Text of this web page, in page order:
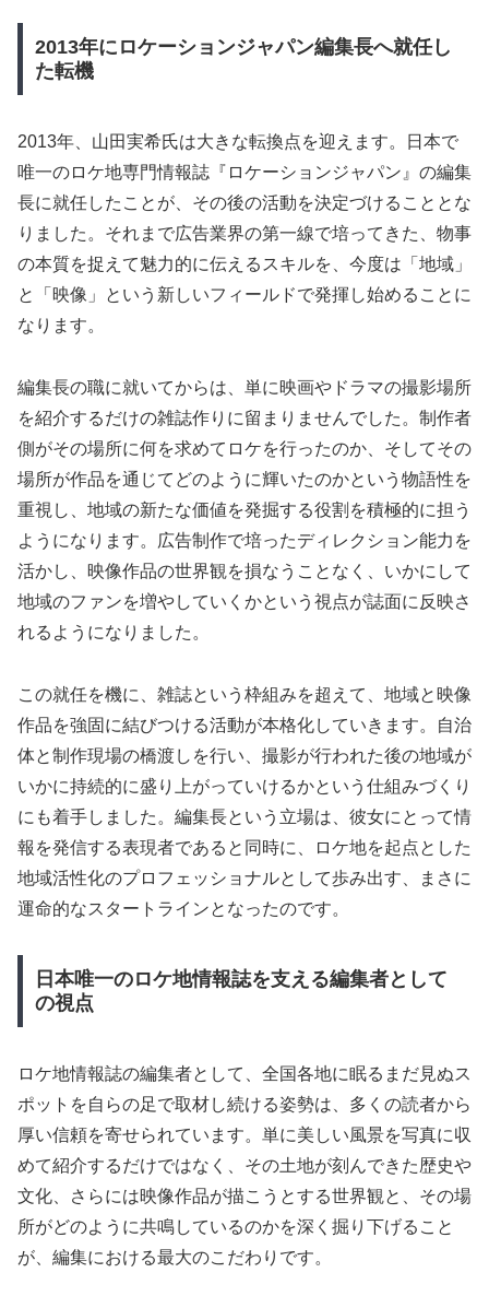
2013年にロケーションジャパン編集長へ就任し
た転機
2013年、山田実希氏は大きな転換点を迎えます。日本で
唯一のロケ地専門情報誌『ロケーションジャパン』の編集
長に就任したことが、その後の活動を決定づけることとな
りました。それまで広告業界の第一線で培ってきた、物事
の本質を捉えて魅力的に伝えるスキルを、今度は「地域」
と「映像」という新しいフィールドで発揮し始めることに
なります。
編集長の職に就いてからは、単に映画やドラマの撮影場所
を紹介するだけの雑誌作りに留まりませんでした。制作者
側がその場所に何を求めてロケを行ったのか、そしてその
場所が作品を通じてどのように輝いたのかという物語性を
重視し、地域の新たな価値を発掘する役割を積極的に担う
ようになります。広告制作で培ったディレクション能力を
活かし、映像作品の世界観を損なうことなく、いかにして
地域のファンを増やしていくかという視点が誌面に反映さ
れるようになりました。
この就任を機に、雑誌という枠組みを超えて、地域と映像
作品を強固に結びつける活動が本格化していきます。自治
体と制作現場の橋渡しを行い、撮影が行われた後の地域が
いかに持続的に盛り上がっていけるかという仕組みづくり
にも着手しました。編集長という立場は、彼女にとって情
報を発信する表現者であると同時に、ロケ地を起点とした
地域活性化のプロフェッショナルとして歩み出す、まさに
運命的なスタートラインとなったのです。
日本唯一のロケ地情報誌を支える編集者として
の視点
ロケ地情報誌の編集者として、全国各地に眠るまだ見ぬス
ポットを自らの足で取材し続ける姿勢は、多くの読者から
厚い信頼を寄せられています。単に美しい風景を写真に収
めて紹介するだけではなく、その土地が刻んできた歴史や
文化、さらには映像作品が描こうとする世界観と、その場
所がどのように共鳴しているのかを深く掘り下げること
が、編集における最大のこだわりです。